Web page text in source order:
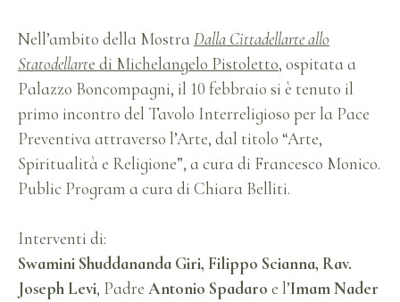
Nell’ambito della MostraDalla Cittadellarte allo
Statodellarte di Michelangelo Pistoletto, ospitata a
Palazzo Boncompagni, il 10 febbraio si è tenuto il
primo incontro del Tavolo Interreligioso per la Pace
Preventiva attraverso l’Arte, dal titolo “Arte,
Spiritualità e Religione”, a cura di Francesco Monico.
Public Program a cura di Chiara Belliti.
Interventi di:
Swamini Shuddananda Giri, Filippo Scianna, Rav.
Joseph Levi, Padre Antonio Spadaro e l’Imam Nader